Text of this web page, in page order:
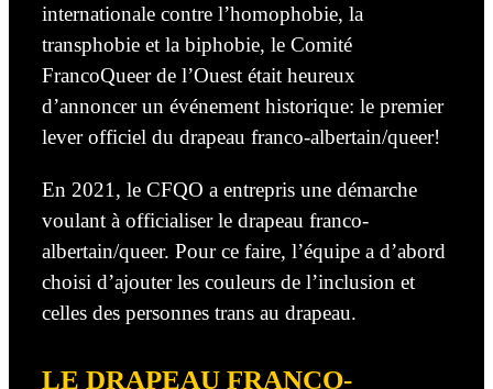
internationale contre l’homophobie, la
transphobie et la biphobie, le Comité
FrancoQueer de l’Ouest était heureux
d’annoncer un événement historique: le premier
lever officiel du drapeau franco-albertain/queer!
En 2021, le CFQO a entrepris une démarche
voulant à officialiser le drapeau franco-
albertain/queer. Pour ce faire, l’équipe a d’abord
choisi d’ajouter les couleurs de l’inclusion et
celles des personnes trans au drapeau.
LE DRAPEAU FRANCO-